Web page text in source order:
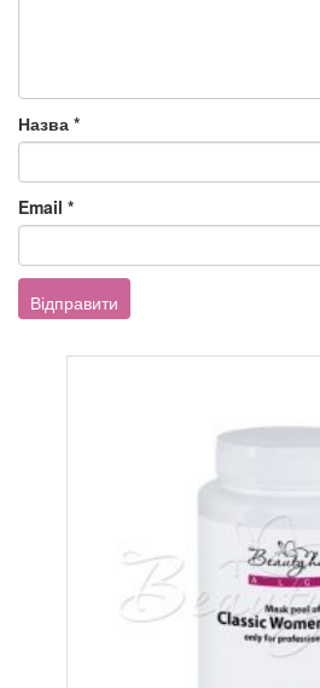
Назва *
Email *